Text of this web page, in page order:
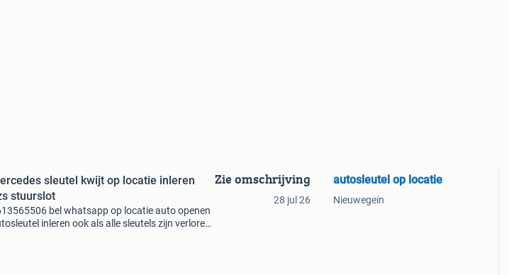
sleutel kwijt op locatie inleren
stuurslot
bel whatsapp op locatie auto openen
inleren ook als alle sleutels zijn verloren
Zie omschrijving
28 jul 26
autosleutel op locatie
Nieuwegein